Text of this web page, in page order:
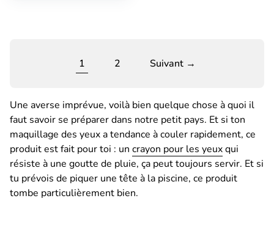
1 2 Suivant →
Une averse imprévue, voilà bien quelque chose à quoi il
faut savoir se préparer dans notre petit pays. Et si ton
maquillage des yeux a tendance à couler rapidement, ce
produit est fait pour toi : un crayon pour les yeuxqui
résiste à une goutte de pluie, ça peut toujours servir. Et si
tu prévois de piquer une tête à la piscine, ce produit
tombe particulièrement bien.